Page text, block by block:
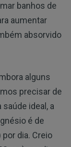
banhos de
aumentar
absorvido
alguns
precisar de
ideal, a
é de
dia. Creio